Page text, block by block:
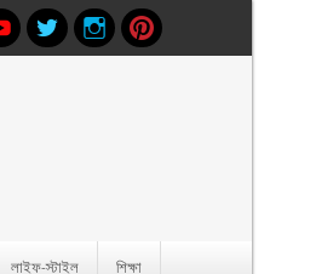
লাইফ-স্টাইল
শিক্ষা